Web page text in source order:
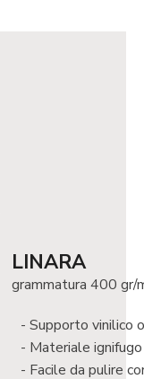
LINARA
grammatura 400 gr/
Supporto vinilico
Materiale
Facile da pulire